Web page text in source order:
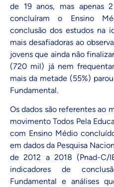
de 19 anos, mas apenas
concluíram o Ensino
conclusão dos estudos na
mais desafiadoras ao
jovens que ainda não
(720 mil) já nem
mais da metade (55%)
Fundamental.
Os dados são referentes ao
movimento Todos Pela
com Ensino Médio
em dados da Pesquisa
de 2012 a 2018 (Pnad-C/
indicadores de
Fundamental e análises